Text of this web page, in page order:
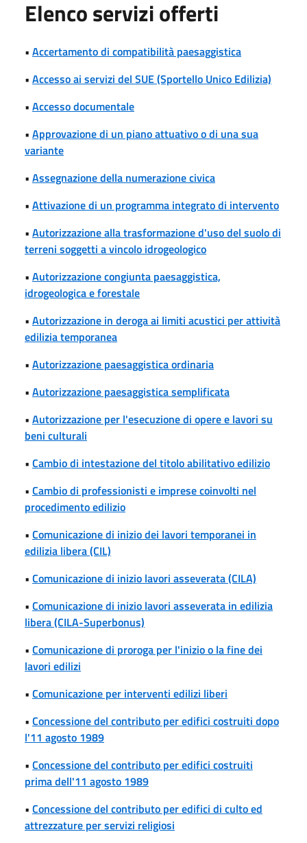
Elenco servizi offerti
• Accertamento di compatibilità paesaggistica
• Accesso ai servizi del SUE (Sportello Unico Edilizia)
• Accesso documentale
• Approvazione di un piano attuativo o di una sua
variante
• Assegnazione della numerazione civica
• Attivazione di un programma integrato di intervento
• Autorizzazione alla trasformazione d'uso del suolo di
terreni soggetti a vincolo idrogeologico
• Autorizzazione congiunta paesaggistica,
idrogeologica e forestale
• Autorizzazione in deroga ai limiti acustici per attività
edilizia temporanea
• Autorizzazione paesaggistica ordinaria
• Autorizzazione paesaggistica semplificata
• Autorizzazione per l'esecuzione di opere e lavori su
beni culturali
• Cambio di intestazione del titolo abilitativo edilizio
• Cambio di professionisti e imprese coinvolti nel
procedimento edilizio
• Comunicazione di inizio dei lavori temporanei in
edilizia libera (CIL)
• Comunicazione di inizio lavori asseverata (CILA)
• Comunicazione di inizio lavori asseverata in edilizia
libera (CILA-Superbonus)
• Comunicazione di proroga per l'inizio o la fine dei
lavori edilizi
• Comunicazione per interventi edilizi liberi
• Concessione del contributo per edifici costruiti dopo
l'11 agosto 1989
• Concessione del contributo per edifici costruiti
prima dell'11 agosto 1989
• Concessione del contributo per edifici di culto ed
attrezzature per servizi religiosi